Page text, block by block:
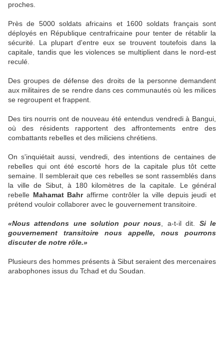
proches.
Près de 5000 soldats africains et 1600 soldats français sont
déployés en République centrafricaine pour tenter de rétablir la
sécurité. La plupart d'entre eux se trouvent toutefois dans la
capitale, tandis que les violences se multiplient dans le nord-est
reculé.
Des groupes de défense des droits de la personne demandent
aux militaires de se rendre dans ces communautés où les milices
se regroupent et frappent.
Des tirs nourris ont de nouveau été entendus vendredi à Bangui,
où des résidents rapportent des affrontements entre des
combattants rebelles et des miliciens chrétiens.
On s'inquiétait aussi, vendredi, des intentions de centaines de
rebelles qui ont été escorté hors de la capitale plus tôt cette
semaine. Il semblerait que ces rebelles se sont rassemblés dans
la ville de Sibut, à 180 kilomètres de la capitale. Le général
rebelle Mahamat Bahraffirme contrôler la ville depuis jeudi et
prétend vouloir collaborer avec le gouvernement transitoire.
«Nous attendons une solution pour nous , a-t-il dit. Si le
gouvernement transitoire nous appelle, nous pourrons
discuter de notre rôle.»
Plusieurs des hommes présents à Sibut seraient des mercenaires
arabophones issus du Tchad et du Soudan.